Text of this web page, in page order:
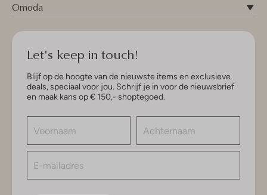
Omoda
Let's keep in touch!
Blijf op de hoogte van de nieuwste items en exclusieve
deals, speciaal voor jou. Schrijf je in voor de nieuwsbrief
en maak kans op € 150,- shoptegoed.